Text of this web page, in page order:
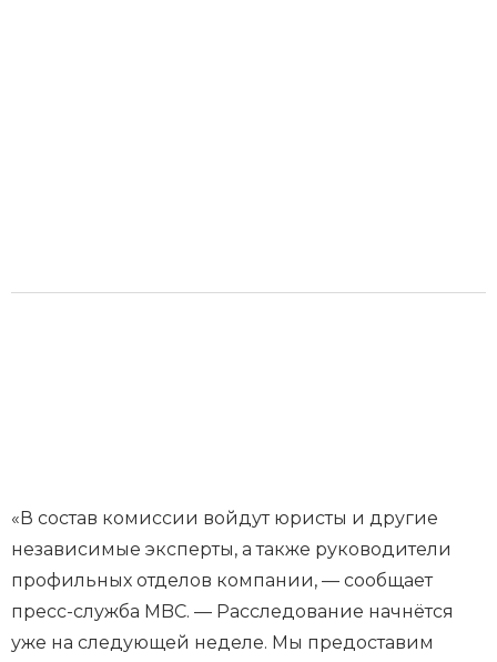
«В состав комиссии войдут юристы и другие
независимые эксперты, а также руководители
профильных отделов компании, — сообщает
пресс-служба MBC. — Расследование начнётся
уже на следующей неделе. Мы предоставим